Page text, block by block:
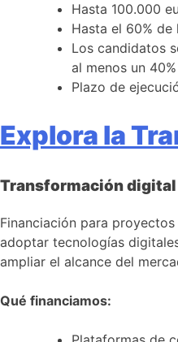
Hasta 100.000
Hasta el 60%
Los candidatos
al menos un
Plazo de
Explora la
Transformacióndigital
Financiación para
adoptar tecnologías
ampliar el alcance del
Qué financiamos: